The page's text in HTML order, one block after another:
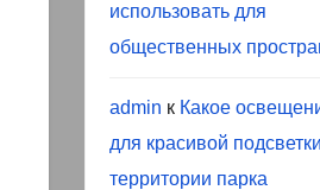
использовать для
общественных
admin к Какое
для красивой подсветки
территории парка